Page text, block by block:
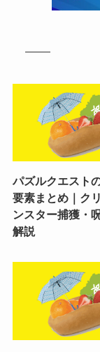
パズルクエスト
要素まとめ｜ク
ンスター捕獲・
解説